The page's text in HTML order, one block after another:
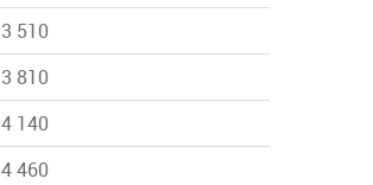
3 510
3 810
4 140
4 460